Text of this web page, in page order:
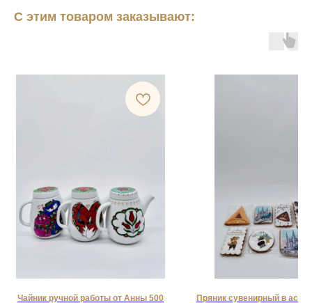
С этим товаром заказывают:
Чайник ручной работы от Анны 500 Пряник сувенирный в